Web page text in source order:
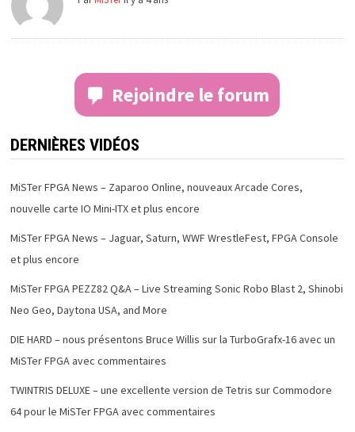
Rejoindre le forum
DERNIÈRES VIDÉOS
MiSTer FPGA News – Zaparoo Online, nouveaux Arcade Cores,
nouvelle carte IO Mini-ITX et plus encore
MiSTer FPGA News – Jaguar, Saturn, WWF WrestleFest, FPGA Console
et plus encore
MiSTer FPGA PEZZ82 Q&A – Live Streaming Sonic Robo Blast 2, Shinobi
Neo Geo, Daytona USA, and More
DIE HARD – nous présentons Bruce Willis sur la TurboGrafx-16 avec un
MiSTer FPGA avec commentaires
TWINTRIS DELUXE – une excellente version de Tetris sur Commodore
64 pour le MiSTer FPGA avec commentaires